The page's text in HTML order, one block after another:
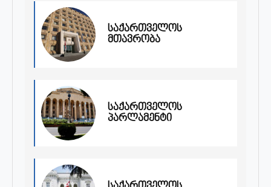
საქართველოს
მთავრობა
საქართველოს
პარლამენტი